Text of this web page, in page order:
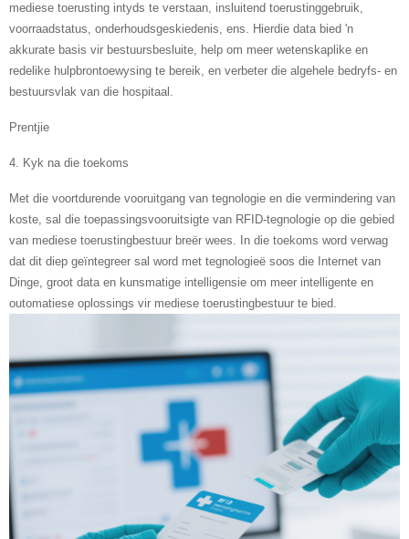
mediese toerusting intyds te verstaan, insluitend toerustinggebruik,
voorraadstatus, onderhoudsgeskiedenis, ens. Hierdie data bied 'n
akkurate basis vir bestuursbesluite, help om meer wetenskaplike en
redelike hulpbrontoewysing te bereik, en verbeter die algehele bedryfs- en
bestuursvlak van die hospitaal.
Prentjie
4. Kyk na die toekoms
Met die voortdurende vooruitgang van tegnologie en die vermindering van
koste, sal die toepassingsvooruitsigte van RFID-tegnologie op die gebied
van mediese toerustingbestuur breër wees. In die toekoms word verwag
dat dit diep geïntegreer sal word met tegnologieë soos die Internet van
Dinge, groot data en kunsmatige intelligensie om meer intelligente en
outomatiese oplossings vir mediese toerustingbestuur te bied.